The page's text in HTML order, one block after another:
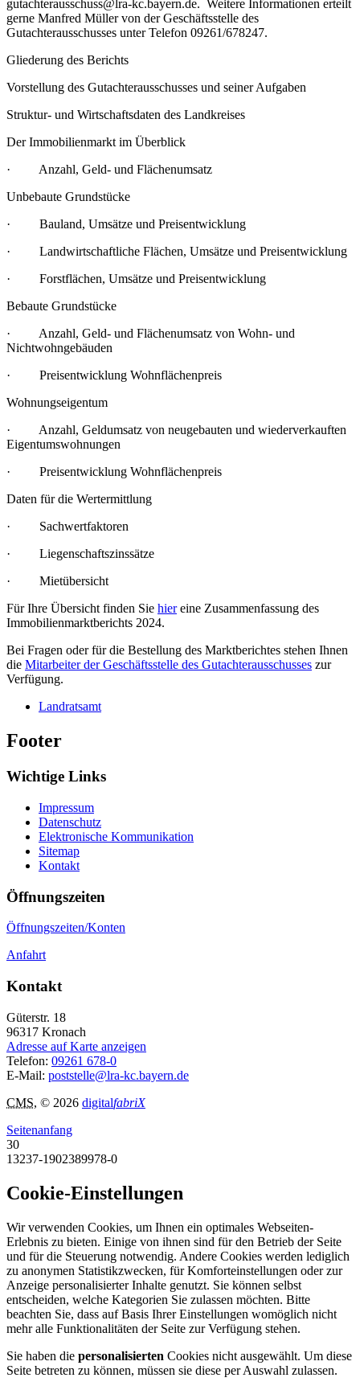
gutachterausschuss@lra-kc.bayern.de. Weitere Informationen erteilt
gerne Manfred Müller von der Geschäftsstelle des
Gutachterausschusses unter Telefon 09261/678247.
Gliederung des Berichts
Vorstellung des Gutachterausschusses und seiner Aufgaben
Struktur- und Wirtschaftsdaten des Landkreises
Der Immobilienmarkt im Überblick
· Anzahl, Geld- und Flächenumsatz
Unbebaute Grundstücke
· Bauland, Umsätze und Preisentwicklung
· Landwirtschaftliche Flächen, Umsätze und Preisentwicklung
· Forstflächen, Umsätze und Preisentwicklung
Bebaute Grundstücke
· Anzahl, Geld- und Flächenumsatz von Wohn- und
Nichtwohngebäuden
· Preisentwicklung Wohnflächenpreis
Wohnungseigentum
· Anzahl, Geldumsatz von neugebauten und wiederverkauften
Eigentumswohnungen
· Preisentwicklung Wohnflächenpreis
Daten für die Wertermittlung
· Sachwertfaktoren
· Liegenschaftszinssätze
· Mietübersicht
Für Ihre Übersicht finden Sie hiereine Zusammenfassung des
Immobilienmarktberichts 2024.
Bei Fragen oder für die Bestellung des Marktberichtes stehen Ihnen
die Mitarbeiter der Geschäftsstelle des Gutachterausschusses zur
Verfügung.
Landratsamt
Footer
Wichtige Links
Impressum
Datenschutz
Elektronische Kommunikation
Sitemap
Kontakt
Öffnungszeiten
Öffnungszeiten/Konten
Anfahrt
Kontakt
Güterstr. 18
96317 Kronach
Adresse auf Karte anzeigen
Telefon: 09261 678-0
E-Mail: poststelle@lra-kc.bayern.de
CMS, © 2026 digitalfabriX
Seitenanfang
30
13237-1902389978-0
Cookie-Einstellungen
Wir verwenden Cookies, um Ihnen ein optimales Webseiten-
Erlebnis zu bieten. Einige von ihnen sind für den Betrieb der Seite
und für die Steuerung notwendig. Andere Cookies werden lediglich
zu anonymen Statistikzwecken, für Komforteinstellungen oder zur
Anzeige personalisierter Inhalte genutzt. Sie können selbst
entscheiden, welche Kategorien Sie zulassen möchten. Bitte
beachten Sie, dass auf Basis Ihrer Einstellungen womöglich nicht
mehr alle Funktionalitäten der Seite zur Verfügung stehen.
Sie haben die personalisierten Cookies nicht ausgewählt. Um diese
Seite betreten zu können, müssen sie diese per Auswahl zulassen.